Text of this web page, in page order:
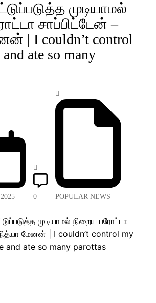
முடியாமல்
சாப்பிட்டேன் –
| I couldn’t control
ate so many
0 POPULAR NEWS